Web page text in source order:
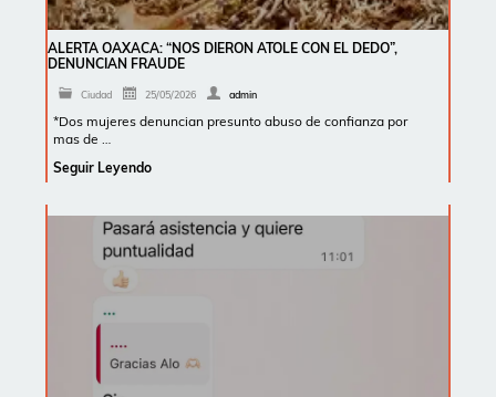
ALERTA OAXACA: “NOS DIERON ATOLE CON EL DEDO”,
DENUNCIAN FRAUDE
Ciudad 25/05/2026 admin
*Dos mujeres denuncian presunto abuso de confianza por
mas de …
Seguir Leyendo